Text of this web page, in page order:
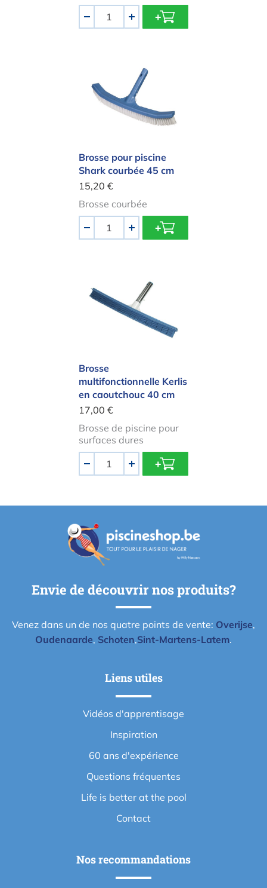
Quantité
+
Brosse pour piscine
Shark courbée 45 cm
15,20 €
Brosse courbée
Quantité
+
Brosse
multifonctionnelle Kerlis
en caoutchouc 40 cm
17,00 €
Brosse de piscine pour
surfaces dures
Quantité
+
Envie de découvrir nos produits?
Venez dans un de nos quatre points de vente: Overijse,
Oudenaarde, Schoten,Sint-Martens-Latem.
Liens utiles
Vidéos d'apprentisage
Inspiration
60 ans d'expérience
Questions fréquentes
Life is better at the pool
Contact
Nos recommandations